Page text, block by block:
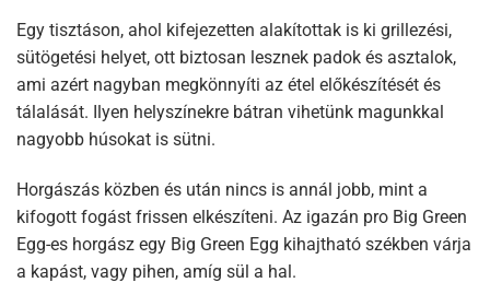
Egy tisztáson, ahol kifejezetten alakítottak is ki grillezési,
sütögetési helyet, ott biztosan lesznek padok és asztalok,
ami azért nagyban megkönnyíti az étel előkészítését és
tálalását. Ilyen helyszínekre bátran vihetünk magunkkal
nagyobb húsokat is sütni.
Horgászás közben és után nincs is annál jobb, mint a
kifogott fogást frissen elkészíteni. Az igazán pro Big Green
Egg-es horgász egy Big Green Egg kihajtható székben várja
a kapást, vagy pihen, amíg sül a hal.